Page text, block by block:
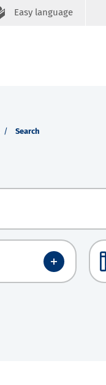
Easy language
Search